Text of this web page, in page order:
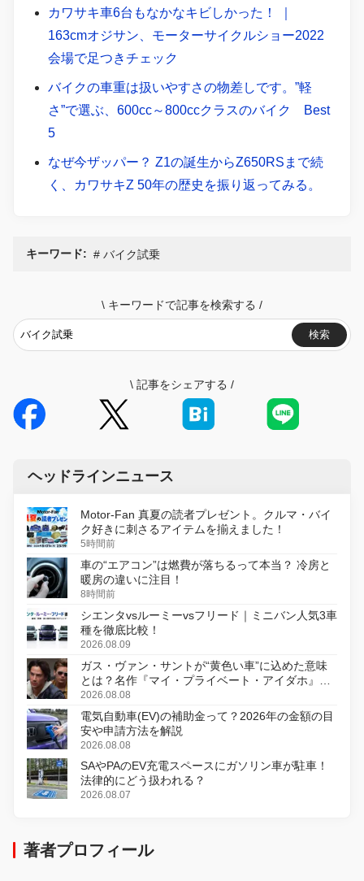
カワサキ車6台もなかなキビしかった！ ｜
163cmオジサン、モーターサイクルショー2022
会場で足つきチェック
バイクの車重は扱いやすさの物差しです。”軽
さ”で選ぶ、600cc～800ccクラスのバイク Best
5
なぜ今ザッパー？ Z1の誕生からZ650RSまで続
く、カワサキZ 50年の歴史を振り返ってみる。
キーワード: バイク試乗
\ キーワードで記事を検索する /
検索
\ 記事をシェアする /
ヘッドラインニュース
Motor-Fan 真夏の読者プレゼント。クルマ・バイ
ク好きに刺さるアイテムを揃えました！
5時間前
車の“エアコン”は燃費が落ちるって本当？ 冷房と
暖房の違いに注目！
8時間前
シエンタvsルーミーvsフリード｜ミニバン人気3車
種を徹底比較！
2026.08.09
ガス・ヴァン・サントが“黄色い車”に込めた意味
とは？名作『マイ・プライベート・アイダホ』が
初のデジタルリマスター版で復活
2026.08.08
電気自動車(EV)の補助金って？2026年の金額の目
安や申請方法を解説
2026.08.08
SAやPAのEV充電スペースにガソリン車が駐車！
法律的にどう扱われる？
2026.08.07
著者プロフィール